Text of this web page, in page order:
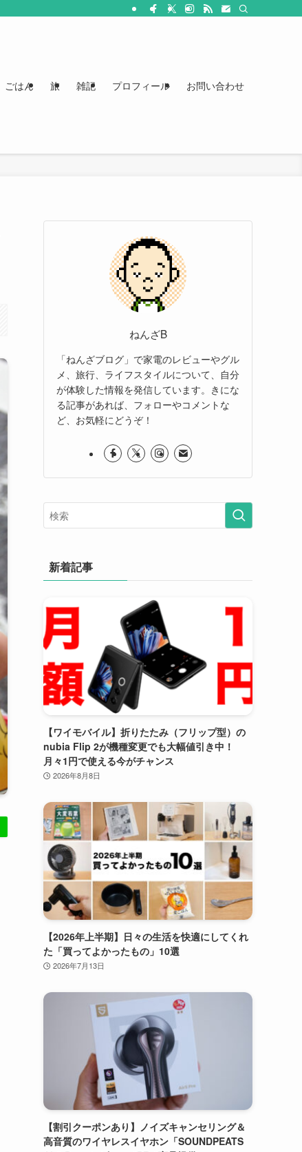
ごはん 旅 雑記 プロフィール お問い合わせ
ねんざB
「ねんざブログ」で家電のレビューやグル
メ、旅行、ライフスタイルについて、自分
が体験した情報を発信しています。きにな
る記事があれば、フォローやコメントな
ど、お気軽にどうぞ！
新着記事
【ワイモバイル】折りたたみ（フリップ型）の
nubia Flip 2が機種変更でも大幅値引き中！
月々1円で使える今がチャンス
2026年8月8日
【2026年上半期】日々の生活を快適にしてくれ
た「買ってよかったもの」10選
2026年7月13日
【割引クーポンあり】ノイズキャンセリング＆
高音質のワイヤレスイヤホン「SOUNDPEATS